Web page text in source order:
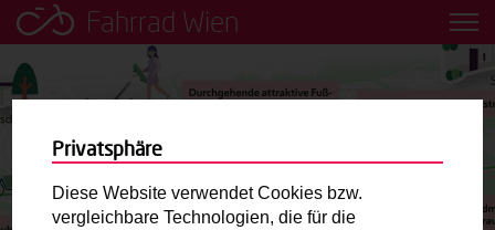
Fahrrad Wien
Leih dir einfach ein Transportfahrrad in deiner Nähe aus!
Mobilitätsbildung für Kinder und
Jugendliche
Radweg-Projektkarte
Privatsphäre
Diese Website verwendet Cookies bzw.
vergleichbare Technologien, die für die